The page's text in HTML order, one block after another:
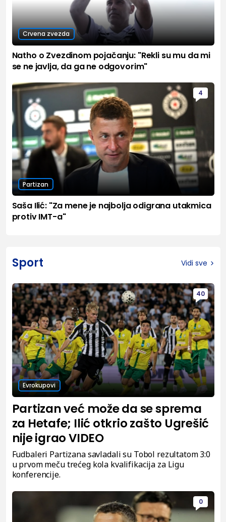
Crvena zvezda
Natho o Zvezdinom pojačanju: "Rekli su mu da mi
se ne javlja, da ga ne odgovorim"
4
Partizan
Saša Ilić: "Za mene je najbolja odigrana utakmica
protiv IMT-a"
Sport Vidi sve
40
Evrokupovi
Partizan već može da se sprema
za Hetafe; Ilić otkrio zašto Ugrešić
nije igrao VIDEO
Fudbaleri Partizana savladali su Tobol rezultatom 3:0
u prvom meču trećeg kola kvalifikacija za Ligu
konferencije.
0